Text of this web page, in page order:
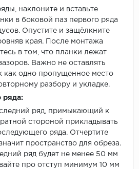
наклоните и вставьте
в боковой паз первого ряда
Опустите и защёлкните
края. После монтажа
в том, что планки лежат
Важно не оставлять
как одно пропущенное место
разбору и укладке.
ряда:
ряд, примыкающий к
стороной прикладывать
ряда. Отчертите
пространство для обреза.
ряд будет не менее 50 мм
про отступ минимум 10 мм